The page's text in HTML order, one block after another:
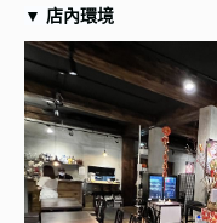
▼ 店內環境